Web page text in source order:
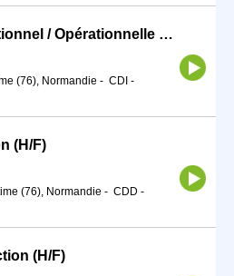
Responsable Opérationnel / Opérationnelle de la défense (H/F)
(76), Normandie - CDI -
(H/F)
(76), Normandie - CDD -
(H/F)